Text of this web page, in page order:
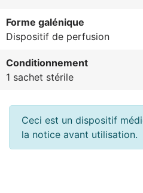
Forme galénique
Dispositif de perfusion
Conditionnement
1 sachet stérile
Ceci est un dispositif
la notice avant utilisation.